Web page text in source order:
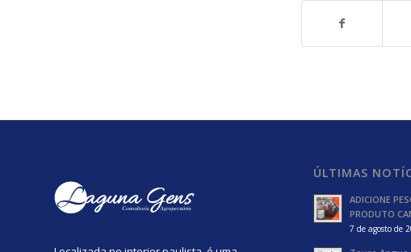
ÚLTIMAS
ADICIONE
PRODUTO
7 de agosto de